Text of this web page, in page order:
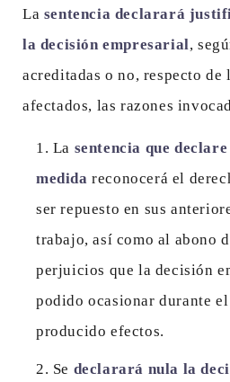
La sentencia declarará
la decisión empresarial,
acreditadas o no, respecto de
afectados, las razones
La sentencia que
medida reconocerá el
ser repuesto en sus
trabajo, así como al abono
perjuicios que la decisión
podido ocasionar durante
producido efectos.
Se declarará nula la